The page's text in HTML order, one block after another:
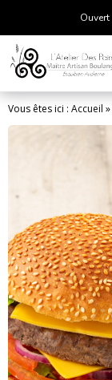
Vous êtes ici : Accueil »